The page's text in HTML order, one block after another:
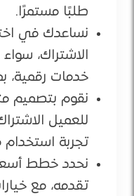
طلبًا مستمرًا.
نساعدك في
الاشتراك،
خدمات رقمية،
نقوم بتصميم
للعميل
تجربة استخدام
نحدد خطط
تقدمه، مع